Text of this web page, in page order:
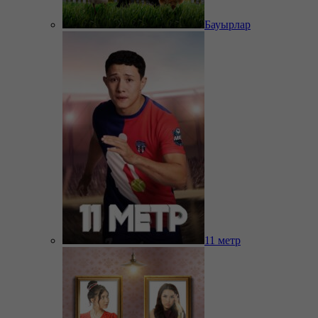
Бауырлар
11 метр